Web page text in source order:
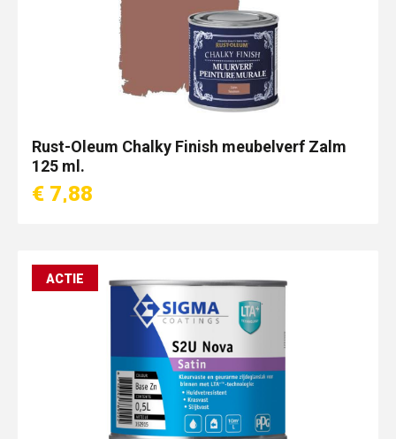
Rust-Oleum Chalky Finish meubelverf Zalm
125 ml.
€ 7,88
ACTIE